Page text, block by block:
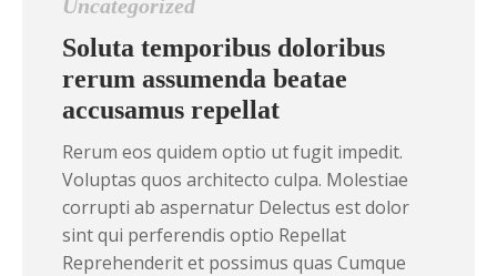
Uncategorized
Soluta temporibus doloribus
rerum assumenda beatae
accusamus repellat
Rerum eos quidem optio ut fugit impedit.
Voluptas quos architecto culpa. Molestiae
corrupti ab aspernatur Delectus est dolor
sint qui perferendis optio Repellat
Reprehenderit et possimus quas Cumque